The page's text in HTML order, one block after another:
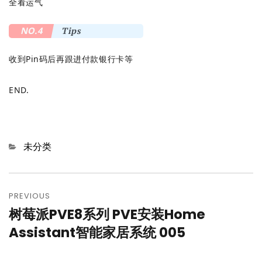
NO.4 Tips
收到Pin码后再跟进付款银行卡等
END.
Categories
未分类
章
导
航
PREVIOUS
Previous
post:
树莓派PVE8系列 PVE安装Home
Assistant智能家居系统 005